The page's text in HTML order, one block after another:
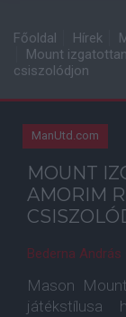
Főoldal Hírek
Mount
csiszolódjon
ManUtd.com
MOUNT
AMORIM
Bederna András
Mason
játékstílusa